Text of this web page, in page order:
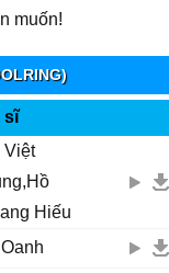
muốn!
sĩ
Việt
Hiếu